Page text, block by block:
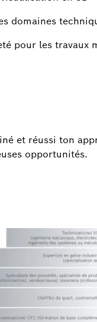
domaines
pour les travaux
et réussi ton
opportunités.